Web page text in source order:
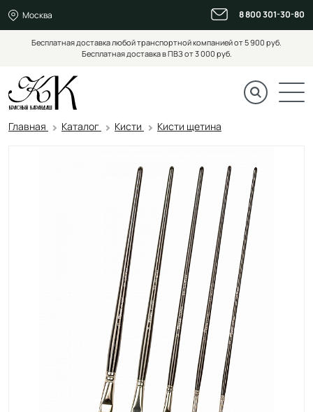
Москва 8 800 301-30-80
Бесплатная доставка любой транспортной компанией от 5 900 руб.
Бесплатная доставка в ПВЗ от 3 000 руб.
Главная Каталог Кисти Кисти щетина